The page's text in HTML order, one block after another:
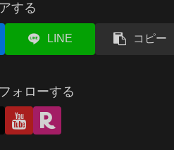
する
LINE コピー
ォローする